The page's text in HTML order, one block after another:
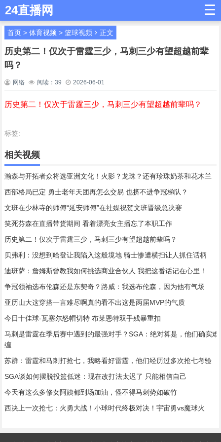
24直播网 ☰
首页> 体育视频 > 篮球视频 正文
历史第二！仅次于雷霆三少，马刺三少有望超越前辈
吗？
网络 阅读： 39 2026-06-01
历史第二！仅次于雷霆三少，马刺三少有望超越前辈吗？
标签:
相关视频
瀚森与开拓者众将选亚洲文化！火影？龙珠？还有珍珠奶茶和花木兰
西部格局已定 勇士老年天团再怎么交易 也挤不进争冠梯队？
文班在少林寺的师傅“延安师傅”在社媒祝贺文班晋级总决赛
笑死芬森在直播带货期间 看着漂亮女主播忘了本职工作
历史第二！仅次于雷霆三少，马刺三少有望超越前辈吗？
贝弗利：没想到哈登让我陷入这般境地 骑士惨遭横扫让人抓住话柄
迪班萨：詹姆斯曾教我如何挑选商业合伙人 我把这番话记在心里！
争冠领袖选布伦森还是东契奇？路威：我选布伦森，因为他有气场
亚历山大这穿搭一言难尽啊真的看不出这是两届MVP的气质
今日十佳球-瓦塞尔怒帽切特 布莱恩特双手残暴重扣
马刺是雷霆在季后赛中遇到的最强对手？SGA：绝对算是，他们确实难
缠
苏群：雷霆和马刺打抢七，我略看好雷霆，他们经历过多次抢七考验
SGA谈如何摆脱投篮低迷：现在改打法太迟了 只能相信自己
今天有这么多修女阿姨都到场加油，怪不得马刺势如破竹
西决上一次抢七：火勇大战！小球时代终极对决！宇宙勇vs魔球火